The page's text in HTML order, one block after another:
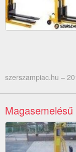
szerszampiac.hu –